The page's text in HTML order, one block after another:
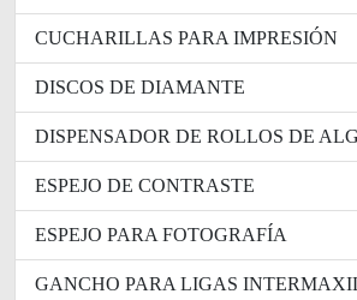
CUCHARILLAS PARA IMPRESIÓN
DISCOS DE DIAMANTE
DISPENSADOR DE ROLLOS DE
ESPEJO DE CONTRASTE
ESPEJO PARA FOTOGRAFÍA
GANCHO PARA LIGAS